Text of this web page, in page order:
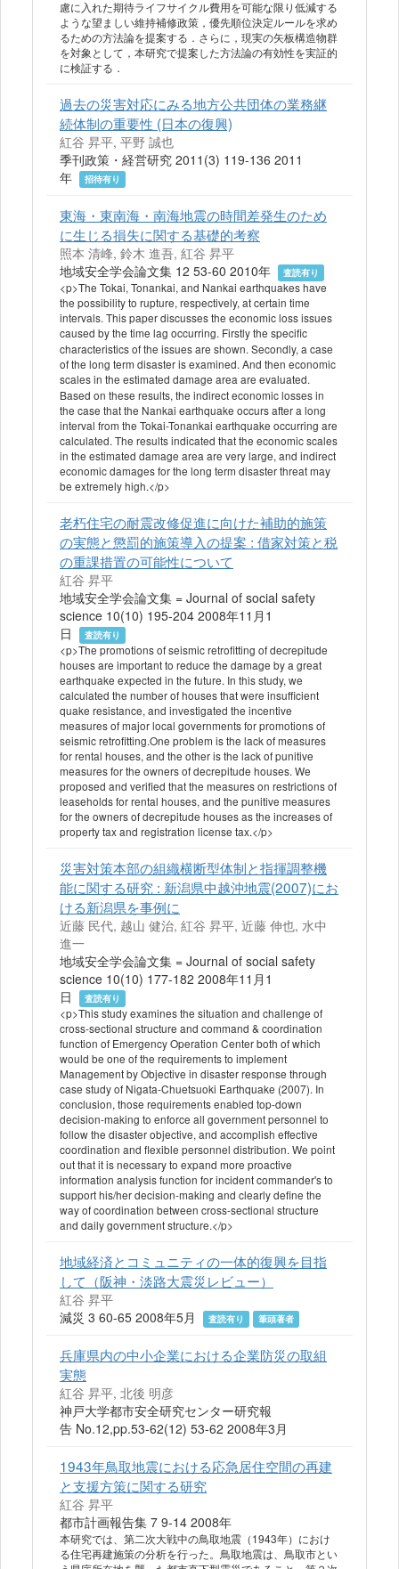
慮に入れた期待ライフサイクル費用を可能な限り低減する
ような望ましい維持補修政策，優先順位決定ルールを求め
るための方法論を提案する．さらに，現実の矢板構造物群
を対象として，本研究で提案した方法論の有効性を実証的
に検証する．
過去の災害対応にみる地方公共団体の業務継
続体制の重要性 (日本の復興)
紅谷 昇平, 平野 誠也
季刊政策・経営研究 2011(3) 119-136 2011
年
招待有り
東海・東南海・南海地震の時間差発生のため
に生じる損失に関する基礎的考察
照本 清峰, 鈴木 進吾, 紅谷 昇平
地域安全学会論文集 12 53-60 2010年
査読有り
<p>The Tokai, Tonankai, and Nankai earthquakes have
the possibility to rupture, respectively, at certain time
intervals. This paper discusses the economic loss issues
caused by the time lag occurring. Firstly the specific
characteristics of the issues are shown. Secondly, a case
of the long term disaster is examined. And then economic
scales in the estimated damage area are evaluated.
Based on these results, the indirect economic losses in
the case that the Nankai earthquake occurs after a long
interval from the Tokai-Tonankai earthquake occurring are
calculated. The results indicated that the economic scales
in the estimated damage area are very large, and indirect
economic damages for the long term disaster threat may
be extremely high.</p>
老朽住宅の耐震改修促進に向けた補助的施策
の実態と懲罰的施策導入の提案 : 借家対策と税
の重課措置の可能性について
紅谷 昇平
地域安全学会論文集 = Journal of social safety
science 10(10) 195-204 2008年11月1
日
査読有り
<p>The promotions of seismic retrofitting of decrepitude
houses are important to reduce the damage by a great
earthquake expected in the future. In this study, we
calculated the number of houses that were insufficient
quake resistance, and investigated the incentive
measures of major local governments for promotions of
seismic retrofitting.One problem is the lack of measures
for rental houses, and the other is the lack of punitive
measures for the owners of decrepitude houses. We
proposed and verified that the measures on restrictions of
leaseholds for rental houses, and the punitive measures
for the owners of decrepitude houses as the increases of
property tax and registration license tax.</p>
災害対策本部の組織横断型体制と指揮調整機
能に関する研究 : 新潟県中越沖地震(2007)にお
ける新潟県を事例に
近藤 民代, 越山 健治, 紅谷 昇平, 近藤 伸也, 水中
進一
地域安全学会論文集 = Journal of social safety
science 10(10) 177-182 2008年11月1
日
査読有り
<p>This study examines the situation and challenge of
cross-sectional structure and command & coordination
function of Emergency Operation Center both of which
would be one of the requirements to implement
Management by Objective in disaster response through
case study of Nigata-Chuetsuoki Earthquake (2007). In
conclusion, those requirements enabled top-down
decision-making to enforce all government personnel to
follow the disaster objective, and accomplish effective
coordination and flexible personnel distribution. We point
out that it is necessary to expand more proactive
information analysis function for incident commander's to
support his/her decision-making and clearly define the
way of coordination between cross-sectional structure
and daily government structure.</p>
地域経済とコミュニティの一体的復興を目指
して（阪神・淡路大震災レビュー）
紅谷 昇平
減災 3 60-65 2008年5月
査読有り 筆頭著者
兵庫県内の中小企業における企業防災の取組
実態
紅谷 昇平, 北後 明彦
神戸大学都市安全研究センター研究報
告 No.12,pp.53-62(12) 53-62 2008年3月
1943年鳥取地震における応急居住空間の再建
と支援方策に関する研究
紅谷 昇平
都市計画報告集 7 9-14 2008年
本研究では、第二次大戦中の鳥取地震（1943年）におけ
る住宅再建施策の分析を行った。鳥取地震は、鳥取市とい